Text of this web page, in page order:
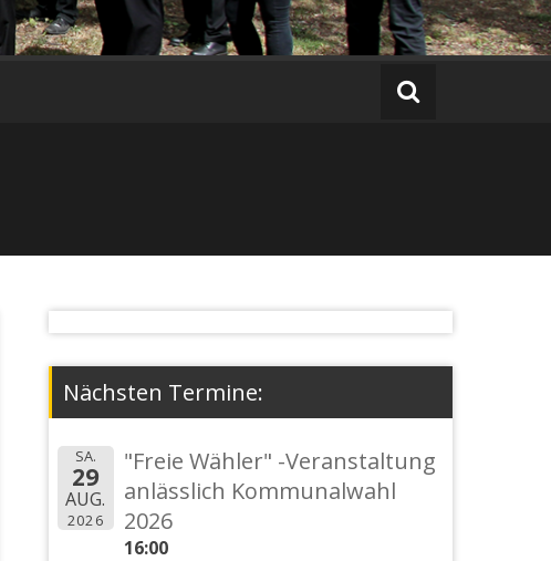
Nächsten Termine:
SA.
29
AUG.
2026
"Freie Wähler" -Veranstaltung
anlässlich Kommunalwahl
2026
16:00